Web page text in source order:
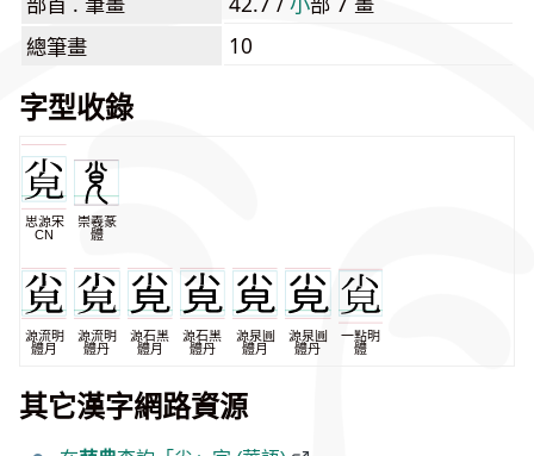
總筆畫
10
字型收錄
思源宋
CN
崇羲篆
體
源流明
體月
源流明
體丹
源石黑
體月
源石黑
體丹
源泉圓
體月
源泉圓
體丹
一點明
體
其它漢字網路資源